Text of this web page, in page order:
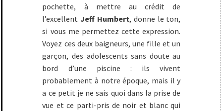
pochette, à mettre au crédit de
l’excellentJeff Humbert, donne le ton,
si vous me permettez cette expression.
Voyez ces deux baigneurs, une fille et un
garçon, des adolescents sans doute au
bord d’une piscine : ils vivent
probablement à notre époque, mais il y
a ce petit je ne sais quoi dans la prise de
vue et ce parti-pris de noir et blanc qui